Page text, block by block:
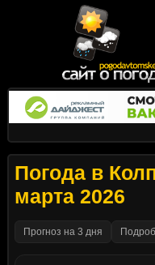
Погода в
марта 2026
Прогноз на 3 дня